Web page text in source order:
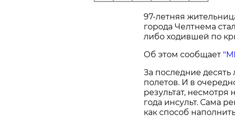
97-летняя
города Челтнема
либо ходившей по
Об этом сообщает
За последние
полетов. И в
результат,
года инсульт. Сама
как способ